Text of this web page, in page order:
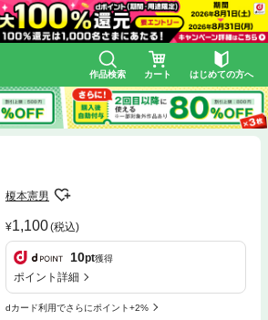
作品検索 カート はじめての方へ
榎本憲男
1,100(税込)
10pt獲得
ポイント詳細
dカード利用でさらにポイント+2%